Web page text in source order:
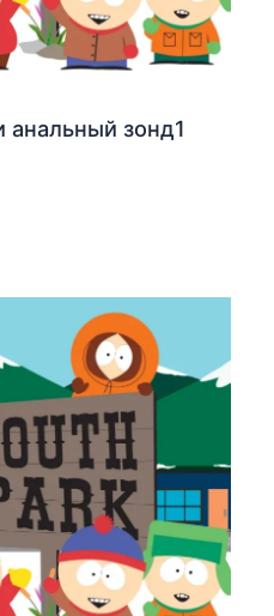
анальный зонд1